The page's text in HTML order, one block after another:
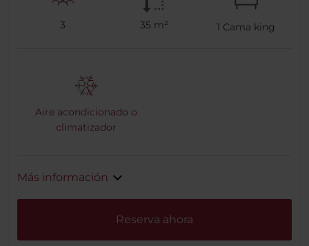
3 35 m² 1 Cama king
Aire acondicionado o
climatizador
Más información
Reserva ahora